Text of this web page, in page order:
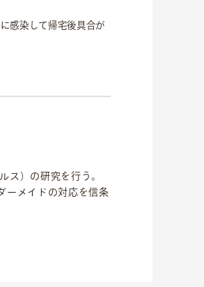
感染して帰宅後具合が
）の研究を行う。
ーメイドの対応を信条